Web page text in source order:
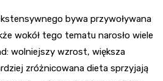
bywa przywoływana
wokół tego tematu narosło wiele
wolniejszy wzrost, większa
zróżnicowana dieta sprzyjają